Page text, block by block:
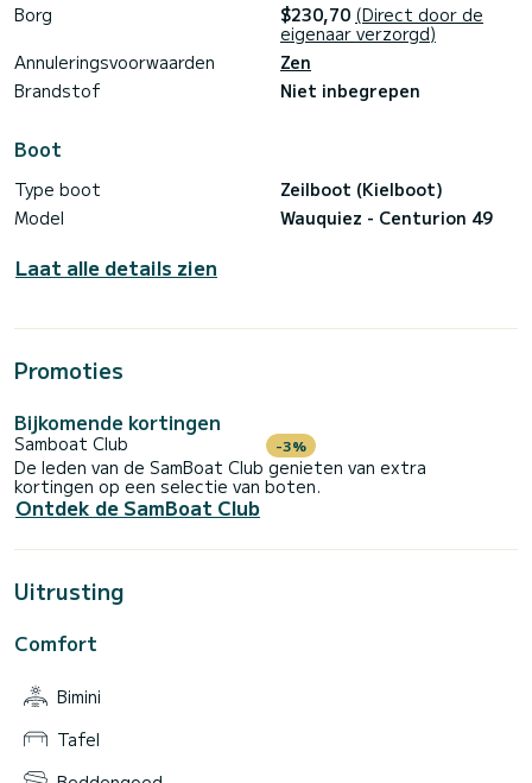
Borg
$230,70 (Direct door de
eigenaar verzorgd)
Annuleringsvoorwaarden
Zen
Brandstof
Niet inbegrepen
Boot
Type boot
Zeilboot (Kielboot)
Model
Wauquiez - Centurion 49
Laat alle details zien
Promoties
Bijkomende kortingen
Samboat Club -3%
De leden van de SamBoat Club genieten van extra
kortingen op een selectie van boten.
Ontdek de SamBoat Club
Uitrusting
Comfort
Bimini
Tafel